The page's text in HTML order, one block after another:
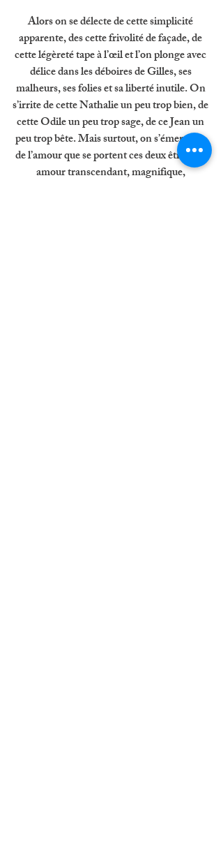
Alors on se délecte de cette simplicité
apparente, des cette frivolité de façade, de
cette légèreté tape à l’œil et l’on plonge avec
délice dans les déboires de Gilles, ses
malheurs, ses folies et sa liberté inutile. On
s’irrite de cette Nathalie un peu trop bien, de
cette Odile un peu trop sage, de ce Jean un
peu trop bête. Mais surtout, on s’émerveille
de l’amour que se portent ces deux êtres, un
amour transcendant, magnifique,